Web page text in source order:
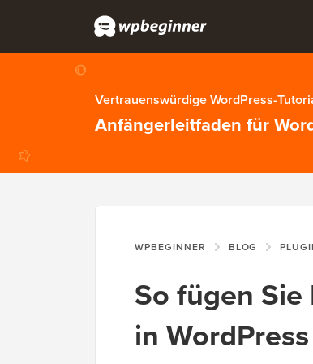
Vertrauenswürdige WordPress-
Anfängerleitfaden für
WPBEGINNER BLOG
So fügen
in